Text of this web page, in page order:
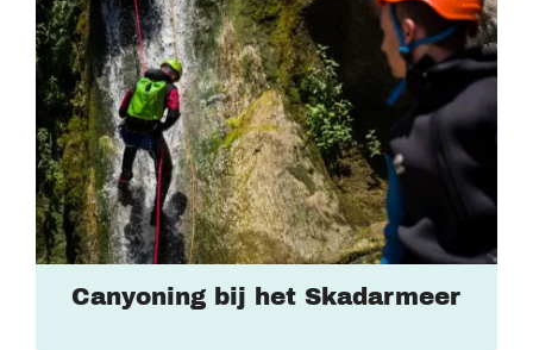
Canyoning bij het Skadarmeer